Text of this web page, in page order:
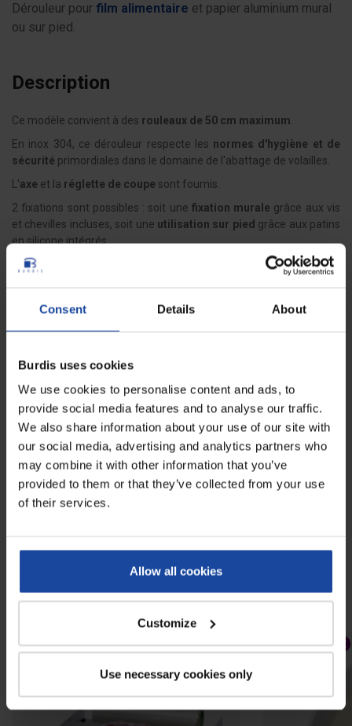
Consent Details About
Burdis uses cookies
We use cookies to personalise content and ads, to
provide social media features and to analyse our traffic.
We also share information about your use of our site with
our social media, advertising and analytics partners who
may combine it with other information that you’ve
provided to them or that they’ve collected from your use
of their services.
Allow all cookies
Customize
Use necessary cookies only
Dérouleur pour film alimentaire et papier aluminium mural
ou sur pied.
Description
Ce modèle convient à des rouleaux de 50 cm maximum
En inox 304, ce dérouleur respecte les normes d'hygiène et de
sécurité primordiales dans le domaine de l'abattage de volailles.
L'axe et la réglette de coupe sont fournis.
2 fixations sont possibles : soit une fixation murale grâce aux vis
et chevilles incluses, soit une utilisation sur pied grâce aux patins
en silicone intégrés.
Cette référence est
Fiche technique
Dimensions
Laize 50 cm max.
Avis 0
À voir également
BAISSE DE PRIX BAISSE DE PRIX